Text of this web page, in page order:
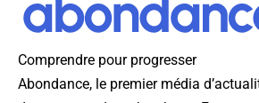
Comprendre pour progresser
Abondance, le premier média